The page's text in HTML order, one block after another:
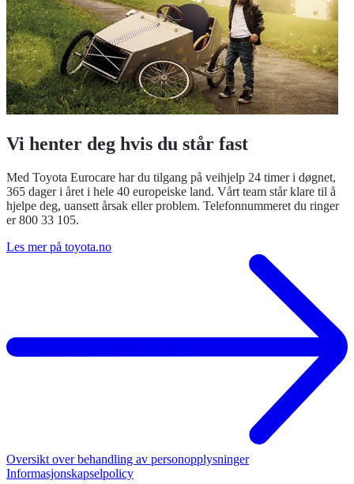
Vi henter deg hvis du står fast
Med Toyota Eurocare har du tilgang på veihjelp 24 timer i døgnet,
365 dager i året i hele 40 europeiske land. Vårt team står klare til å
hjelpe deg, uansett årsak eller problem. Telefonnummeret du ringer
er 800 33 105.
Les mer på toyota.no
Oversikt over behandling av personopplysninger
Informasjonskapselpolicy